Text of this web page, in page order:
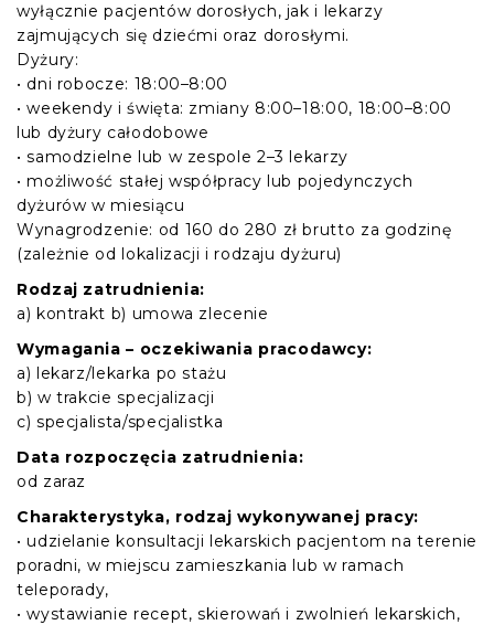
wyłącznie pacjentów dorosłych, jak i lekarzy
zajmujących się dziećmi oraz dorosłymi.
Dyżury:
• dni robocze: 18:00–8:00
• weekendy i święta: zmiany 8:00–18:00, 18:00–8:00
lub dyżury całodobowe
• samodzielne lub w zespole 2–3 lekarzy
• możliwość stałej współpracy lub pojedynczych
dyżurów w miesiącu
Wynagrodzenie: od 160 do 280 zł brutto za godzinę
(zależnie od lokalizacji i rodzaju dyżuru)
Rodzaj zatrudnienia:
a) kontrakt b) umowa zlecenie
Wymagania – oczekiwania pracodawcy:
a) lekarz/lekarka po stażu
b) w trakcie specjalizacji
c) specjalista/specjalistka
Data rozpoczęcia zatrudnienia:
od zaraz
Charakterystyka, rodzaj wykonywanej pracy:
• udzielanie konsultacji lekarskich pacjentom na terenie
poradni, w miejscu zamieszkania lub w ramach
teleporady,
• wystawianie recept, skierowań i zwolnień lekarskich,